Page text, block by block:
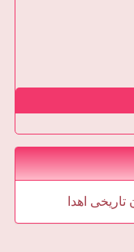
تاریخی اهدا